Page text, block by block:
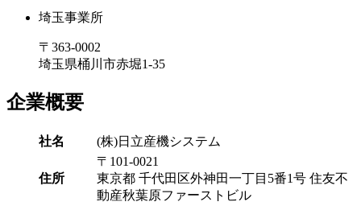
埼玉事業所
〒363-0002
埼玉県桶川市赤堀1-35
企業概要
社名 (株)日立産機システム
住所
〒101-0021
東京都 千代田区外神田一丁目5番1号 住友不
動産秋葉原ファーストビル